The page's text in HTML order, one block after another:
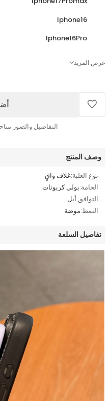
Iphone16
Iphone16Pro
عرض المزيد
التفاصيل والصور
وصف المنتج
نوع العلبة:غلاف واقٍ
الخامة:بولي كربونات
التوافق:أبل
النمط:موضة
تفاصيل السلعة